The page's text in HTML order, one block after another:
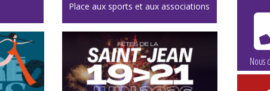
Place aux sports et aux associations
Nous